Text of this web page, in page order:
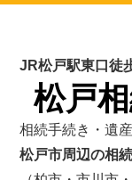
JR松戸駅東口徒
松戸
相続手続き・遺
松戸市周辺の相